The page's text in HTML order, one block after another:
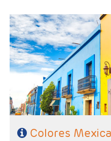
-Salidas: Lunes
- Ruta: 3 Noches Ciudad de
Noches en San Cristobal, y 1
- Categoría Hotelera: C, B y A
Régimen: HD + 2 almuerzos y 1
Colores